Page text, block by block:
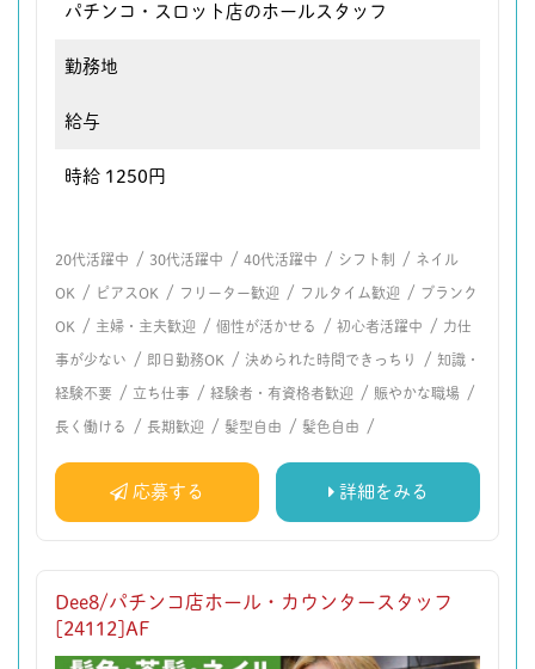
パチンコ・スロット店のホールスタッフ
勤務地
給与
時給 1250円
20代活躍中 / 30代活躍中 / 40代活躍中 / シフト制 / ネイル
OK / ピアスOK / フリーター歓迎 / フルタイム歓迎 / ブランク
OK / 主婦・主夫歓迎 / 個性が活かせる / 初心者活躍中 / 力仕
事が少ない / 即日勤務OK / 決められた時間できっちり / 知識・
経験不要 / 立ち仕事 / 経験者・有資格者歓迎 / 賑やかな職場 /
長く働ける / 長期歓迎 / 髪型自由 / 髪色自由 /
応募する 詳細をみる
Dee8/パチンコ店ホール・カウンタースタッフ
[24112]AF